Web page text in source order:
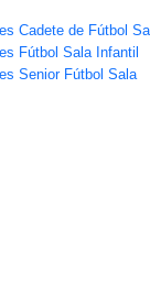
Cadete de Fútbol
Fútbol Sala Infantil
Senior Fútbol Sala